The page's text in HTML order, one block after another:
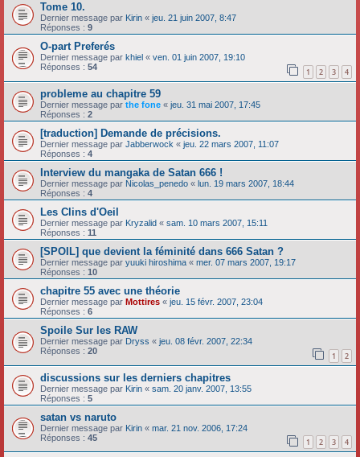
Tome 10.
Dernier message par Kirin « jeu. 21 juin 2007, 8:47
Réponses : 9
O-part Preferés
Dernier message par khiel « ven. 01 juin 2007, 19:10
Réponses : 54 1 2 3 4
probleme au chapitre 59
Dernier message par the fone « jeu. 31 mai 2007, 17:45
Réponses : 2
[traduction] Demande de précisions.
Dernier message par Jabberwock « jeu. 22 mars 2007, 11:07
Réponses : 4
Interview du mangaka de Satan 666 !
Dernier message par Nicolas_penedo « lun. 19 mars 2007, 18:44
Réponses : 4
Les Clins d'Oeil
Dernier message par Kryzalid « sam. 10 mars 2007, 15:11
Réponses : 11
[SPOIL] que devient la féminité dans 666 Satan ?
Dernier message par yuuki hiroshima « mer. 07 mars 2007, 19:17
Réponses : 10
chapitre 55 avec une théorie
Dernier message par Mottires « jeu. 15 févr. 2007, 23:04
Réponses : 6
Spoile Sur les RAW
Dernier message par Dryss « jeu. 08 févr. 2007, 22:34
Réponses : 20 1 2
discussions sur les derniers chapitres
Dernier message par Kirin « sam. 20 janv. 2007, 13:55
Réponses : 5
satan vs naruto
Dernier message par Kirin « mar. 21 nov. 2006, 17:24
Réponses : 45 1 2 3 4